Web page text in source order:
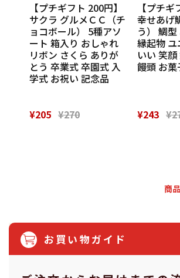
【プチギフト 200円】
サクラ グルメＣＣ（チ
ョコボール） 5種アソ
ート 箱入り おしゃれ
リボン さくら ありが
とう 卒業式 卒園式 入
学式 お祝い 記念品
¥205 ¥270
【プチギ
幸せあげ
う） 鯛
縁起物
いい 笑
饅頭 お
¥243
商
お買い物ガイド